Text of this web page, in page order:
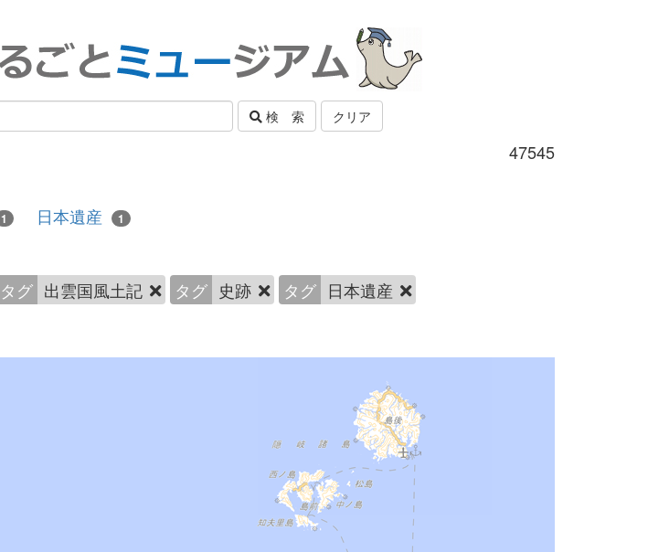
検 索 クリア
47545
1 日本遺産 1
タグ 出雲国風土記 タグ 史跡 タグ 日本遺産